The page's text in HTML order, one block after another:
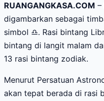
RUANGANGKASA.COM –
digambarkan sebagai
simbol ♎︎. Rasi bintang
bintang di langit malam
13 rasi bintang zodiak.
Menurut Persatuan
akan tepat berada di rasi